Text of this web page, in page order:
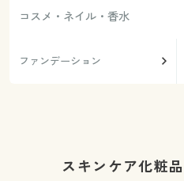
コスメ・ネイル・香水
ファンデーション
スキンケア化粧